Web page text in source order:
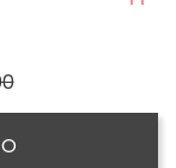
Precio